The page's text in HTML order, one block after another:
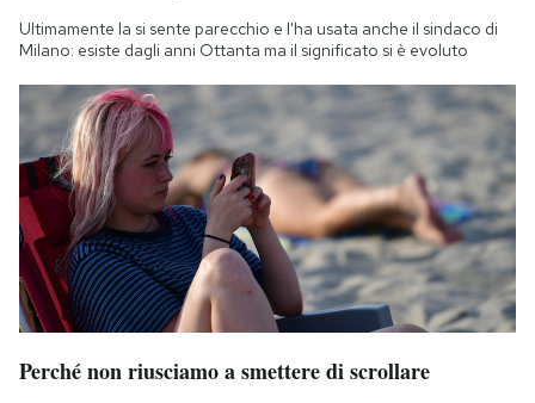
Ultimamente la si sente parecchio e l'ha usata anche il sindaco di
Milano: esiste dagli anni Ottanta ma il significato si è evoluto
Perché non riusciamo a smettere di scrollare